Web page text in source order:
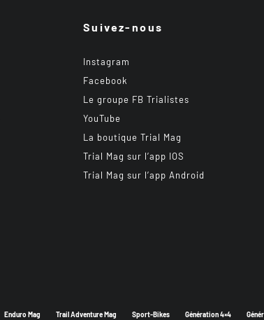
Suivez-nous
Instagram
Facebook
Le groupe FB Trialistes
YouTube
La boutique Trial Mag
Trial Mag sur l’app IOS
Trial Mag sur l’app Android
Enduro Mag Trail Adventure Mag Sport-Bikes Génération 4×4